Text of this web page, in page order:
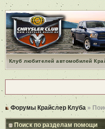
Клуб любителей автомобилей
Форумы Крайслер Клуба »
Поиск по разделам помощи